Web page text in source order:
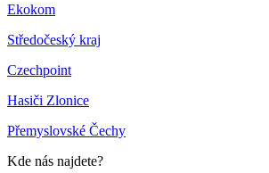
Ekokom
Středočeský kraj
Czechpoint
Hasiči Zlonice
Přemyslovské Čechy
Kde nás najdete?